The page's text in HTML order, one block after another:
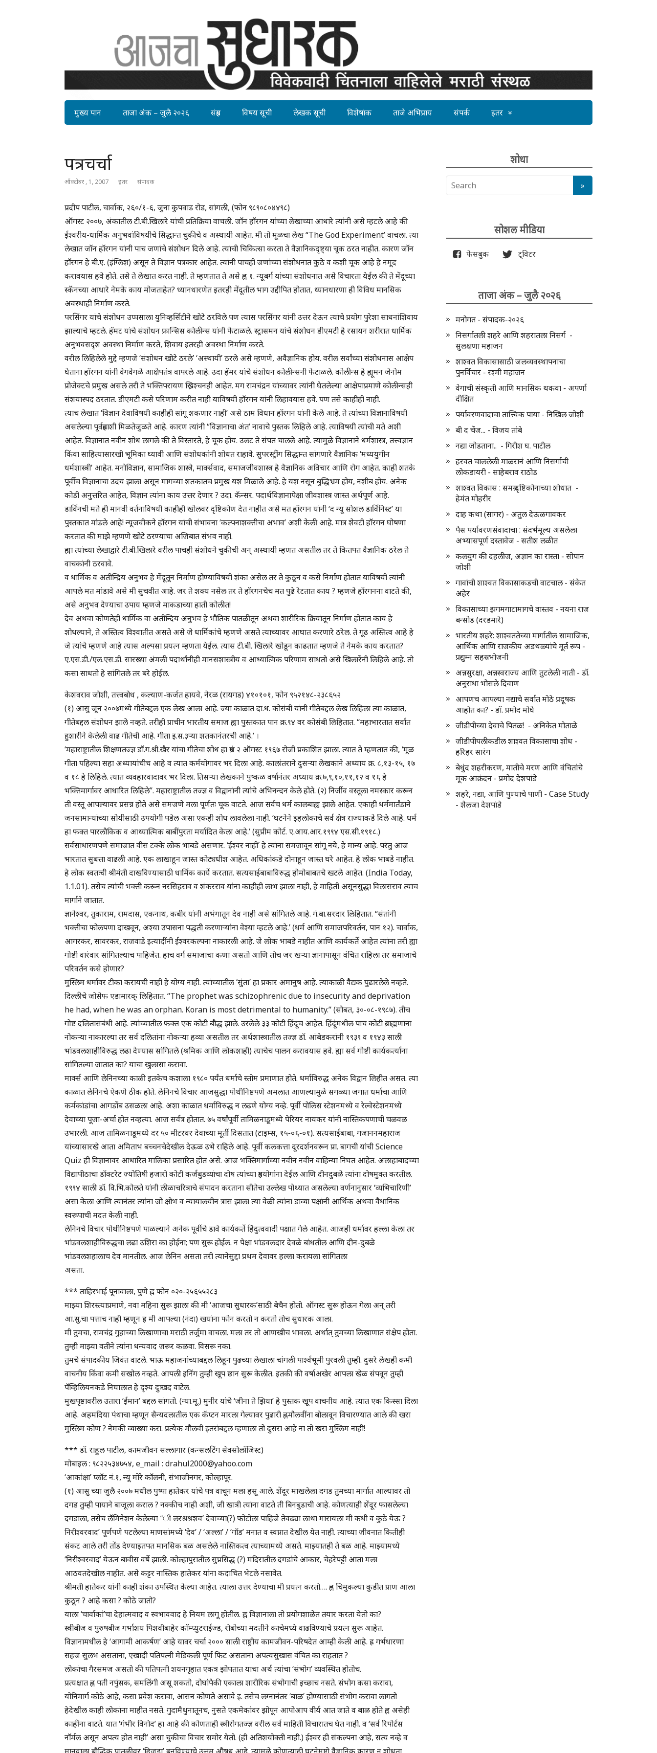
मुख्य पान ताजा अंक – जुलै २०२६ संग्रह विषय सूची लेखक सूची विशेषांक ताजे अभिप्राय संपर्क इतर
पत्रचर्चा
ऑक्टोबर , 1, 2007 इतर संपादक
प्रदीप पाटील, चार्वाक, २६०/१-६, जुना कुपवाड रोड, सांगली, (फोन ९८९०८०४४९८)
ऑगस्ट २००७, अंकातील टी.बी.खिलारे यांची प्रतिक्रिया वाचली. जॉन हॉरगन यांच्या लेखाच्या आधारे त्यांनी असे म्हटले आहे की
ईश्वरीय-धार्मिक अनुभवांविषयीचे सिद्धान्त चुकीचे व अस्थायी आहेत. मी तो मूळचा लेख “The God Experiment’ वाचला. त्या
लेखात जॉन हॉरगन यांनी पाच जणांचे संशोधन दिले आहे. त्यांची चिकित्सा करता ते वैज्ञानिकदृष्ट्या चूक ठरत नाहीत. कारण जॉन
हॉरगन हे बी.ए. (इंग्लिश) असून ते विज्ञान पत्रकार आहेत. त्यांनी पाचही जणांच्या संशोधनात कुठे व कशी चूक आहे हे नमूद
करावयास हवे होते. तसे ते लेखात करत नाही. ते म्हणतात ते असे ह्न १. न्यूबर्ग यांच्या संशोधनात असे विचारता येईल की ते मेंदूच्या
स्कॅनच्या आधारे नेमके काय मोजताहेत? ध्यानधारणेत इतरही मेंदूतील भाग उद्दीपित होतात, ध्यानधारणा ही विविध मानसिक
अवस्थाही निर्माण करते.
परसिंगर यांचे संशोधन उप्पसाला युनिव्हर्सिटीने खोटे ठरविले पण त्यास परसिंगर यांनी उत्तर देऊन त्यांचे प्रयोग पुरेशा साधनांशिवाय
झाल्याचे म्हटले. हॅमट यांचे संशोधन फ्रान्सिस कोलीन्स यांनी फेटाळले. स्ट्रासमन यांचे संशोधन डीएमटी हे रसायन शरीरात धार्मिक
अनुभवसदृश अवस्था निर्माण करते, शिवाय इतरही अवस्था निर्माण करते.
वरील लिहिलेले मुद्दे म्हणजे ‘संशोधन खोटे ठरले’ ‘अस्थायी’ ठरले असे म्हणणे, अवैज्ञानिक होय. वरील सर्वांच्या संशोधनास आक्षेप
घेताना हॉरगन यांनी वेगवेगळे आक्षेपतंत्र वापरले आहे. उदा हॅमर यांचे संशोधन कोलीन्सनी फेटाळले. कोलीन्स हे ह्यूमन जेनोम
प्रोजेक्टचे प्रमुख असले तरी ते भक्तिपरायण ख्रिश्चनही आहेत. मग रामचंद्रन यांच्यावर त्यांनी घेतलेल्या आक्षेपाप्रमाणे कोलीन्सही
संशयास्पद ठरतात. डीएमटी कसे परिणाम करीत नाही याविषयी हॉरगन यांनी लिहावयास हवे. पण तसे काहीही नाही.
त्याच लेखात ‘विज्ञान देवाविषयी काहीही सांगू शकणार नाही’ असे ठाम विधान हॉरगन यांनी केले आहे. ते त्यांच्या विज्ञानाविषयी
असलेल्या पूर्वग्रहाशी मिळतेजुळते आहे. कारण त्यांनी “विज्ञानाचा अंत’ नावाचे पुस्तक लिहिले आहे. त्याविषयी त्यांची मते अशी
आहेत. विज्ञानात नवीन शोध लागले की ते विस्तारते, हे चूक होय. उलट ते संपत चालले आहे. त्यामुळे विज्ञानाने धर्मशास्त्र, तत्त्वज्ञान
किंवा साहित्यासारखी भूमिका घ्यावी आणि संशोधकांनी शोधत राहावे. सुपरस्ट्रींग सिद्धान्त सांगणारे वैज्ञानिक ‘मध्ययुगीन
धर्मशास्त्री’ आहेत. मनोविज्ञान, सामाजिक शास्त्रे, मार्क्सवाद, समाजजीवशास्त्र हे वैज्ञानिक अविचार आणि रोग आहेत. काही शतके
पूर्वीच विज्ञानाचा उदय झाला असून मागच्या शतकातच प्रमुख यश मिळाले आहे. हे यश नसून बुद्धिभ्रम होय, नशीब होय. अनेक
कोडी अनुत्तरित आहेत, विज्ञान त्यांना काय उत्तर देणार ? उदा. कॅन्सर. पदार्थविज्ञानापेक्षा जीवशास्त्र जास्त अर्थपूर्ण आहे.
डार्विनची मते ही मानवी वर्तनाविषयी काहीही खोलवर दृष्टिकोण देत नाहीत असे मत हॉरगन यांनी ‘द न्यू सोशल डार्विनिस्ट’ या
पुस्तकात मांडले आहे! न्यूजवीकने हॉरगन यांची संभावना ‘कल्पनाशक्तीचा अभाव’ अशी केली आहे. मात्र शेवटी हॉरगन घोषणा
करतात की माझे म्हणणे खोटे ठरण्याचा अजिबात संभव नाही.
ह्या त्यांच्या लेखाद्वारे टी.बी.खिलारे वरील पाचही संशोधने चुकीची अन् अस्थायी म्हणत असतील तर ते कितपत वैज्ञानिक ठरेल ते
वाचकांनी ठरवावे.
व धार्मिक व अतीन्द्रिय अनुभव हे मेंदूतून निर्माण होण्याविषयी शंका असेल तर ते कुठून व कसे निर्माण होतात याविषयी त्यांनी
आपले मत मांडावे असे मी सुचवीत आहे. जर ते शक्य नसेल तर ते हॉरगनचेच मत पुढे रेटतात काय ? म्हणजे हॉरगनना वाटते की,
असे अनुभव देण्याचा उपाय म्हणजे माकडाच्या हाती कोलीत!
देव अथवा कोणतेही धार्मिक वा अतीन्दिय अनुभव हे भौतिक पातळीतून अथवा शारीरिक क्रियांतून निर्माण होतात काय हे
शोधल्याने, ते अस्तित्व विश्वातीत असते असे जे धार्मिकांचे म्हणणे असते त्याच्यावर आघात करणारे ठरेल. ते गूढ अस्तित्व आहे हे
जे त्यांचे म्हणणे आहे त्यास अल्पसा प्रयत्न म्हणता येईल. त्यास टी.बी. खिलारे खोडून काढतात म्हणजे ते नेमके काय करतात?
ए.एस.डी./एल.एस.डी. सारख्या अंमली पदार्थांनीही मानसशास्त्रीय व आध्यात्मिक परिणाम साधतो असे खिलारेंनी लिहिले आहे. तो
कसा साधतो हे सांगितले तर बरे होईल.
केशवराव जोशी, तत्त्वबोध , कल्याण-कर्जत हायवे, नेरळ (रायगड) ४१०१०१, फोन ९५२१४८-२३८६५२
(१) आसु जून २००७मध्ये गीतेबद्दल एक लेख आला आहे. ज्या काळात दा.ध. कोसंबी यांनी गीतेबद्दल लेख लिहिला त्या काळात,
गीतेबद्दल संशोधन झाले नव्हते. तरीही प्राचीन भारतीय समाज ह्या पुस्तकात पान क्र.९४ वर कोसंबी लिहितात. “महाभारतात सर्वांत
हुशारीने केलेली वाढ गीतेची आहे. गीता इ.स.३ऱ्या शतकानंतरची आहे.’ ।
‘महाराष्ट्रातील शिक्षणतज्ज्ञ डॉ.ग.श्री.खैर यांचा गीतेचा शोध हा ग्रंथ २ ऑगस्ट १९६७ रोजी प्रकाशित झाला. त्यात ते म्हणतात की, ‘मूळ
गीता पहिल्या सहा अध्यायांचीच आहे व त्यात कर्मयोगावर भर दिला आहे. कालांतराने दुसऱ्या लेखकाने अध्याय क्र. ८,१३-१५, १७
व १८ हे लिहिले. त्यात व्यवहारवादावर भर दिला. तिसऱ्या लेखकाने पुष्कळ वर्षांनंतर अध्याय क्र.७,९,१०,११,१२ व १६ हे
भक्तिमार्गावर आधारित लिहिले”. महाराष्ट्रातील तज्ज्ञ व विद्वानांनी त्यांचे अभिनन्दन केले होते. (२) निर्जीव वस्तूला नमस्कार करून
ती वस्तू आपल्यावर प्रसन्न होते असे समजणे मला पूर्णतः चूक वाटते. आज सर्वच धर्म कालबाह्य झाले आहेत. एकाही धर्ममार्तंडाने
जनसामान्यांच्या सोयीसाठी उपयोगी पडेल असा एकही शोध लावलेला नाही. ‘घटनेने इहलोकाचे सर्व क्षेत्र राज्याकडे दिले आहे. धर्म
हा फक्त पारलौकिक व आध्यात्मिक बाबींपुरता मर्यादित केला आहे.’ (सुप्रीम कोर्ट. ए.आय.आर.१९९४ एस.सी.१९१८.)
सर्वसाधारणपणे समाजात वीस टक्के लोक भाबडे असणार. ‘ईश्वर नाही’ हे त्यांना समजावून सांगू नये, हे मान्य आहे. परंतु आज
भारतात सुबत्ता वाढली आहे. एक लाखाहून जास्त कोट्यधीश आहेत. अधिकांकडे दोनाहून जास्त घरे आहेत. हे लोक भाबडे नाहीत.
हे लोक स्वतःची श्रीमंती दाखविण्यासाठी धार्मिक कार्ये करतात. सत्यसाईबाबाविरुद्ध होमोबाबतचे खटले आहेत. (India Today,
1.1.01). तसेच त्यांची भक्ती करून नरसिहराव व शंकरराव यांना काहीही लाभ झाला नाही, हे माहिती असूनसुद्धा विलासराव त्याच
मार्गाने जातात.
ज्ञानेश्वर, तुकाराम, रामदास, एकनाथ, कबीर यांनी अभंगातून देव नाही असे सांगितले आहे. गं.बा.सरदार लिहितात. “संतांनी
भक्तीचा फोलपणा दाखवून, अश्या उपासना पद्धती करणाऱ्यांना वेश्या म्हटले आहे.’ (धर्म आणि समाजपरिवर्तन, पान १२). चार्वाक,
आगरकर, सावरकर, राजवाडे इत्यादींनी ईश्वरकल्पना नाकारली आहे. जे लोक भाबडे नाहीत आणि कार्यकर्ते आहेत त्यांना तरी ह्या
गोष्टी वारंवार सांगितल्याच पाहिजेत. हाच वर्ग समाजाचा कणा असतो आणि तोच जर खऱ्या ज्ञानापासून वंचित राहिला तर समाजाचे
परिवर्तन कसे होणार?
मुस्लिम धर्मावर टीका करायची नाही हे योग्य नाही. त्यांच्यातील ‘सुंता’ हा प्रकार अमानुष आहे. त्याकाळी वैद्यक पुढारलेले नव्हते.
दिल्लीचे जोसेफ एडामारक् लिहितात. “The prophet was schizophrenic due to insecurity and deprivation
he had, when he was an orphan. Koran is most detrimental to humanity.” (सोबत, ३०-०८-१९८७). तीच
गोष्ट दलितासंबंधी आहे. त्यांच्यातील फक्त एक कोटी बौद्ध झाले. उरलेले ३३ कोटी हिंदूच आहेत. हिंदूंमधील पाच कोटी ब्राह्मणांना
नोकऱ्या नाकारल्या तर सर्व दलितांना नोकऱ्या हव्या असतील तर अर्थशास्त्रातील तज्ज्ञ डॉ. आंबेडकरांनी १९३९ व १९४३ साली
भांडवलशाहीविरुद्ध लढा देण्यास सांगितले (श्रमिक आणि लोकशाही) त्याचेच पालन करावयास हवे. ह्या सर्व गोष्टी कार्यकर्त्यांना
सांगितल्या जातात का? याचा खुलासा करावा.
मार्क्स आणि लेनिनच्या काळी इतकेच कशाला १९८० पर्यंत धर्माचे स्तोम प्रमाणात होते. धर्माविरुद्ध अनेक विद्वान लिहीत असत. त्या
काळात लेनिनचे ऐकणे ठीक होते. लेनिनचे विचार आजसुद्धा पोथीनिष्ठपणे अमलात आणल्यामुळे सगळ्या जगात धर्माचा आणि
कर्मकांडांचा आगडोंब उसळला आहे. अशा काळात धर्माविरुद्ध न लढणे योग्य नव्हे. पूर्वी पोलिस स्टेशनमध्ये व रेल्वेस्टेशनमध्ये
देवाच्या पूजा-अर्चा होत नव्हत्या. आज सर्वत्र होतात. ७५ वर्षांपूर्वी तामिळनाडूमध्ये पेरियर नायकर यांनी नास्तिकपणाची चळवळ
उभारली. आज तामिळनाडूमध्ये दर ५० मीटरवर देवाच्या मूर्ती दिसतात (टाइम्स, १५-०६-०१). सत्यसाईबाबा, गजाननमहाराज
यांच्यासारखे आता अमिताभ बच्चनचेदेखील देऊळ उभे राहिले आहे. पूर्वी कलकत्ता दूरदर्शनवरून प्रा. बागची यांची Science
Quiz ही विज्ञानावर आधारित मालिका प्रसारित होत असे. आज भक्तिमार्गाच्या नवीन नवीन वाहिन्या निघत आहेत. अलाहाबादच्या
विद्यापीठाचा डॉक्टरेट ज्योतिषी हजारो कोटी कर्जबुडव्यांचा दोष त्यांच्या ग्रहयोगांना देईल आणि दीनदुबळे त्यांना दोषमुक्त करतील.
१९९४ साली डॉ. वि.भि.कोलते यांनी लीळाचरित्राचे संपादन करताना सीतेचा उल्लेख पोथ्यात असलेल्या वर्णनानुसार ‘व्यभिचारिणी’
असा केला आणि त्यानंतर त्यांना जो क्षोभ व न्यायालयीन त्रास झाला त्या वेळी त्यांना डाव्या पक्षांनी आर्थिक अथवा वैधानिक
स्वरूपाची मदत केली नाही.
लेनिनचे विचार पोथीनिष्ठपणे पाळल्याने अनेक पूर्वीचे डावे कार्यकर्ते हिंदुत्ववादी पक्षात गेले आहेत. आजही धर्मावर हल्ला केला तर
भांडवलशाहीविरुद्धचा लढा उशिरा का होईना; पण सुरू होईल. न पेक्षा भांडवलदार देवळे बांधतील आणि दीन-दुबळे
भांडवलशहालाच देव मानतील. आज लेनिन असता तरी त्यानेसुद्दा प्रथम देवावर हल्ला करायला सांगितला
असता.
*** ताहिरभाई पूनावाला, पुणे ह्न फोन ०२०-२५६५५२८३
माझ्या शिरस्त्याप्रमाणे, नवा महिना सुरू झाला की मी ‘आजचा सुधारक’साठी बेचैन होतो. ऑगस्ट सुरू होऊन गेला अन् तरी
आ.सु.चा पत्ताच नाही म्हणून ह्र मी आपल्या (नंदा) खयांना फोन करतो न करतो तोच सुधारक आला.
मी तुमचा, रामचंद्र गुहाच्या लिखाणाचा मराठी तर्जुमा वाचला. मला तर तो आणखीच भावला. अर्थात् तुमच्या लिखाणात संक्षेप होता.
तुम्ही माझ्या वतीने त्यांना धन्यवाद जरूर कळवा. विसरू नका.
तुमचे संपादकीय जिवंत वाटले. भाऊ महाजनांच्याबद्दल लिहून पुढच्या लेखाला चांगली पार्श्वभूमी पुरवली तुम्ही. दुसरे लेखही कमी
वाचनीय किंवा कमी सखोल नव्हते. आपली इनिंग तुम्ही खूप छान सुरू केलीत. इतकी की वर्षाअखेर आपला खेळ संपवून तुम्ही
पॅव्हिलियनकडे निघालात हे दृश्य दुःखद वाटेल.
मुखपृष्ठावरील उतारा ‘ईमान’ बद्दल सांगतो. (न्या.मू.) मुनीर यांचे ‘जीना ते झिया’ हे पुस्तक खूप वाचनीय आहे. त्यात एक किस्सा दिला
आहे. अहमदिया पंथाचा म्हणून सैन्यदलातील एक कॅप्टन मारला गेल्यावर पुढारी ह्नमौलवींना बोलावून विचारण्यात आले की खरा
मुस्लिम कोण ? नेमकी व्याख्या करा. प्रत्येक मौलवी इतरांबद्दल म्हणाला तो दुसरा आहे ना तो खरा मुस्लिम नाही!
*** डॉ. राहुल पाटील, कामजीवन सल्लागार (कन्सलटिंग सेक्सोलॉजिस्ट)
मोबाइल : ९८२२५३४७५४, e_mail : drahul2000@yahoo.com
‘आकांक्षा’ प्लॉट नं.१, न्यू मोरे कॉलनी, संभाजीनगर, कोल्हापूर.
(१) आसु च्या जुलै २००७ मधील पुष्पा हातेकर यांचे पत्र वाचून मला हसू आले. शेंदूर माखलेला दगड तुमच्या मार्गात आल्यावर तो
दगड तुम्ही पायाने बाजूला कराल ? नक्कीच नाही अशी, जी खात्री त्यांना वाटते ती बिनबुडाची आहे. कोणत्याही शेंदूर फासलेल्या
दगडाला, तसेच लॅमिनेशन केलेल्या “ी लरश्रश्रशव’ देवाच्या(?) फोटोला पाहिजे तेवढ्या लाथा मारायला मी कधी व कुठे येऊ ?
निरीश्वरवाद’ पूर्णपणे पटलेल्या माणसांमध्ये ‘देव’ / ‘अल्ला’ / ‘गॉड’ मनात व स्वप्नात देखील येत नाही. त्याच्या जीवनात कितीही
संकट आले तरी तोंड देण्याइतपत मानसिक बळ असलेले नास्तिकत्व त्याच्यामध्ये असते. माझ्यातही ते बळ आहे. माझ्यामध्ये
‘निरीश्वरवाद’ येऊन बावीस वर्षे झाली. कोल्हापुरातील सुप्रसिद्ध (?) मंदिरातील दगडांचे आकार, चेहरेपट्टी आता मला
आठवतदेखील नाहीत. असे कट्टर नास्तिक हातेकर यांना कदाचित भेटले नसावेत.
श्रीमती हातेकर यांनी काही शंका उपस्थित केल्या आहेत. त्याला उत्तर देण्याचा मी प्रयत्न करतो…. ह्न चिमुकल्या कुडीत प्राण आला
कुठून ? आहे कसा ? कोठे जातो?
याला ‘चार्वाकां’चा देहात्मवाद व स्वभाववाद हे नियम लागू होतील. ह्न विज्ञानाला तो प्रयोगशाळेत तयार करता येतो का?
स्त्रीबीज व पुरुषबीज गर्भाशय पिशवीबाहेर कॉम्प्युटराईज्ड, रोबोच्या मदतीने काचेमध्ये वाढविण्याचे प्रयत्न सुरू आहेत.
विज्ञानामधील हे ‘आगामी आकर्षण’ आहे यावर चर्चा २००० साली राष्ट्रीय कामजीवन-परिषदेत आम्ही केली आहे. ह्र गर्भधारणा
सहज सुलभ असताना, एखादी पतिपत्नी मेडिकली पूर्ण फिट असताना अपत्यसुखास वंचित का राहतात ?
लोकांचा गैरसमज असतो की पतिपत्नी शयनगृहात एकत्र झोपतात याचा अर्थ त्यांचा ‘संभोग’ व्यवस्थित होतोच.
प्रत्यक्षात ह्न पती नपुंसक, समलिंगी असू शकतो, दोघांपैकी एकाला शारीरिक संभोगाची इच्छाच नसते. संभोग कसा करावा,
योनिमार्ग कोठे आहे, कसा प्रवेश करावा, आसन कोणते असावे इ. तसेच लग्नानंतर ‘बाळ’ होण्यासाठी संभोग करावा लागतो
हेदेखील काही लोकांना माहीत नसते. गुदामैथुनातूनच, नुसते एकमेकांवर झोपून आपोआप वीर्य आत जाते व बाळ होते ह्न असेही
काहींना वाटते. यात ‘गंभीर विनोद’ हा आहे की कोणताही स्त्रीरोगतज्ज्ञ वरील सर्व माहिती विचारातच घेत नाही. व ‘सर्व रिपोर्टस
नॉर्मल असून अपत्य होत नाही’ असा चुकीचा विचार समोर येतो. (ही अतिशयोक्ती नाही.) ईश्वर ही संकल्पना आहे, सत्य नव्हे व
शोधा
सोशल मीडिया
फेसबुक ट्विटर
ताजा अंक – जुलै २०२६
मनोगत - संपादक-२०२६
निसर्गातली शहरे आणि शहरातला निसर्ग -
सुलक्षणा महाजन
शाश्वत विकासासाठी जलव्यवस्थापनाचा
पुनर्विचार - रश्मी महाजन
वेगाची संस्कृती आणि मानसिक थकवा - अपर्णा
दीक्षित
पर्यावरणवादाचा तात्त्विक पाया - निखिल जोशी
बी द चेंज... - विजय तांबे
नद्या जोडताना.. - गिरीश घ. पाटील
हरवत चाललेली माळरानं आणि निसर्गाची
लोकडायरी - साहेबराव राठोड
शाश्वत विकास : समग्र दृष्टिकोनाच्या शोधात -
हेमंत मोहरीर
दाह कथा (सागर) - अतुल देऊळगावकर
पैस पर्यावरणसंवादाचा : संदर्भमूल्य असलेला
अभ्यासपूर्ण दस्तावेज - सतीश लळीत
कलयुग की दहलीज, अज्ञान का रास्ता - सोपान
जोशी
गावांची शाश्वत विकासाकडची वाटचाल - संकेत
अहेर
विकासाच्या झगमगाटामागचे वास्तव - नयना राज
बन्सोड (दरडमारे)
भारतीय शहरे: शाश्वततेच्या मार्गातील सामाजिक,
आर्थिक आणि राजकीय अडथळ्यांचे मूर्त रूप -
प्रद्युम्न सहस्रभोजनी
अन्नसुरक्षा, अन्नस्वराज्य आणि तुटलेली नाती - डॉ.
अनुराधा भोसले दिवाण
आपणच आपल्या नद्यांचे सर्वात मोठे प्रदूषक
आहोत का? - डॉ. प्रमोद मोघे
जीडीपीच्या देवाचे पितळ! - अनिकेत मोताळे
जीडीपीपलीकडील शाश्वत विकासाचा शोध -
हरिहर सारंग
बेधुंद शहरीकरण, मातीचे मरण आणि वंचितांचे
मूक आक्रंदन - प्रमोद देशपांडे
शहरे, नद्या, आणि पुण्याचे पाणी - Case Study
- शैलजा देशपांडे